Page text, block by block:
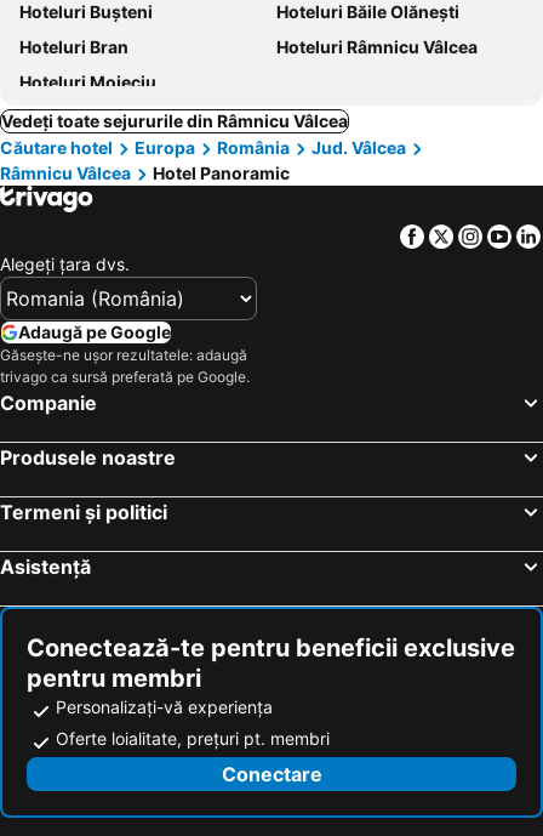
Hoteluri Buşteni
Hoteluri Băile Olăneşti
Hoteluri Bran
Hoteluri Râmnicu Vâlcea
Hoteluri Moieciu
Vedeți toate sejururile din Râmnicu Vâlcea
Căutare hotel
Europa România
Jud. Vâlcea
Râmnicu Vâlcea
Hotel Panoramic
Facebook
Twitter
Alegeţi ţara dvs.
Adaugă pe Google
Găsește-ne ușor rezultatele: adaugă
trivago ca sursă preferată pe Google.
Companie
Produsele noastre
Termeni și politici
Asistență
Conectează-te pentru beneficii exclusive
pentru membri
Personalizați-vă experiența
Oferte loialitate, prețuri pt. membri
Conectare